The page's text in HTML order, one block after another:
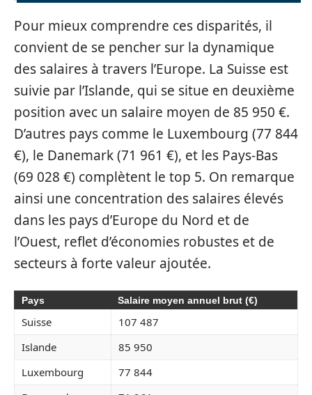
Pour mieux comprendre ces disparités, il
convient de se pencher sur la dynamique
des salaires à travers l’Europe. La Suisse est
suivie par l’Islande, qui se situe en deuxième
position avec un salaire moyen de 85 950 €.
D’autres pays comme le Luxembourg (77 844
€), le Danemark (71 961 €), et les Pays-Bas
(69 028 €) complètent le top 5. On remarque
ainsi une concentration des salaires élevés
dans les pays d’Europe du Nord et de
l’Ouest, reflet d’économies robustes et de
secteurs à forte valeur ajoutée.
Pays Salaire moyen annuel brut (€)
Suisse
107 487
Islande
85 950
Luxembourg
77 844